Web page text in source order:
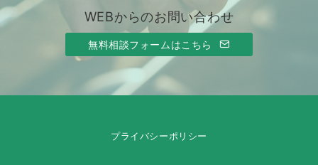
WEBからのお問い合わせ
無料相談フォームはこちら
プライバシーポリシー